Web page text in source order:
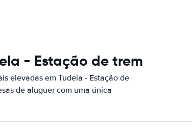
- Estação de trem
elevadas em Tudela - Estação de
de aluguer com uma única